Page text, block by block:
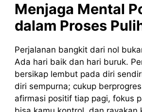
Menjaga Mental
dalam Proses
Perjalanan bangkit dari nol
Ada hari baik dan hari buruk.
bersikap lembut pada diri
diri sempurna; cukup
afirmasi positif tiap pagi, fokus